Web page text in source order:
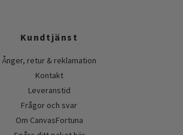
Kundtjänst
Ånger, retur & reklamation
Kontakt
Leveranstid
Frågor och svar
Om CanvasFortuna